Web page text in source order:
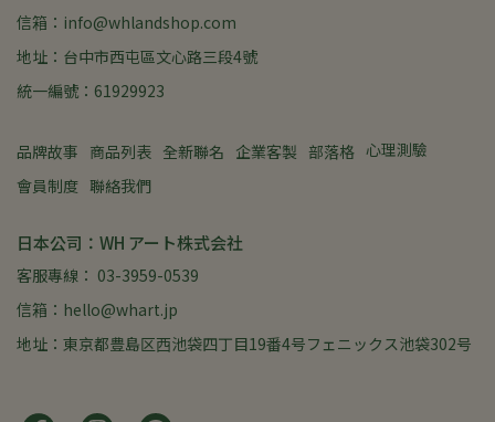
信箱：info@whlandshop.com
地址：台中市西屯區文心路三段4號
統一編號：61929923
品牌故事 商品列表 全新聯名 企業客製 部落格 心理測驗
會員制度 聯絡我們
日本公司：WH アート株式会社
客服專線： 03-3959-0539
信箱：hello@whart.jp
地址：東京都豊島区⻄池袋四丁目19番4号フェニックス池袋302号